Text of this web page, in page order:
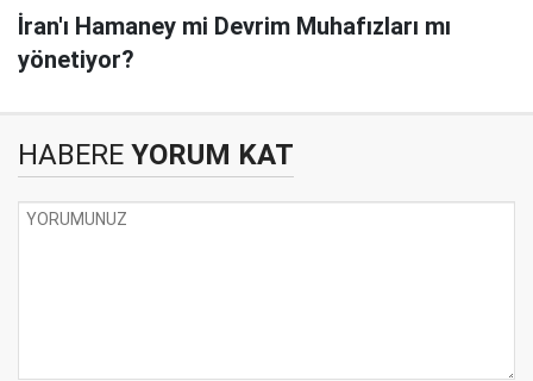
İran'ı Hamaney mi Devrim Muhafızları mı
yönetiyor?
HABERE YORUM KAT